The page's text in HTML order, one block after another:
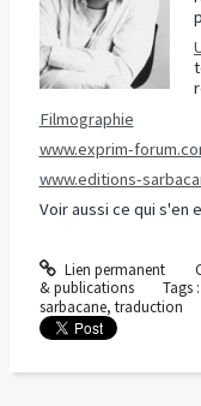
Filmographie
www.exprim-
www.editions-
Voir aussi ce qui s'en
Lien permanent
& publications
Tags
sarbacane, traduction